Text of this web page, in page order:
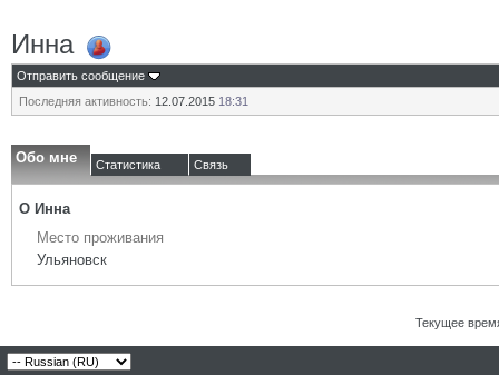
Инна
Отправить сообщение
Последняя активность: 12.07.2015 18:31
Обо мне Статистика Связь
О Инна
Место проживания
Ульяновск
Текущее